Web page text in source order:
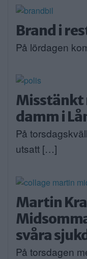
Brand i
På lördagen
Misstänkt
damm i
På
utsatt […]
Martin
svåra
På torsdagen